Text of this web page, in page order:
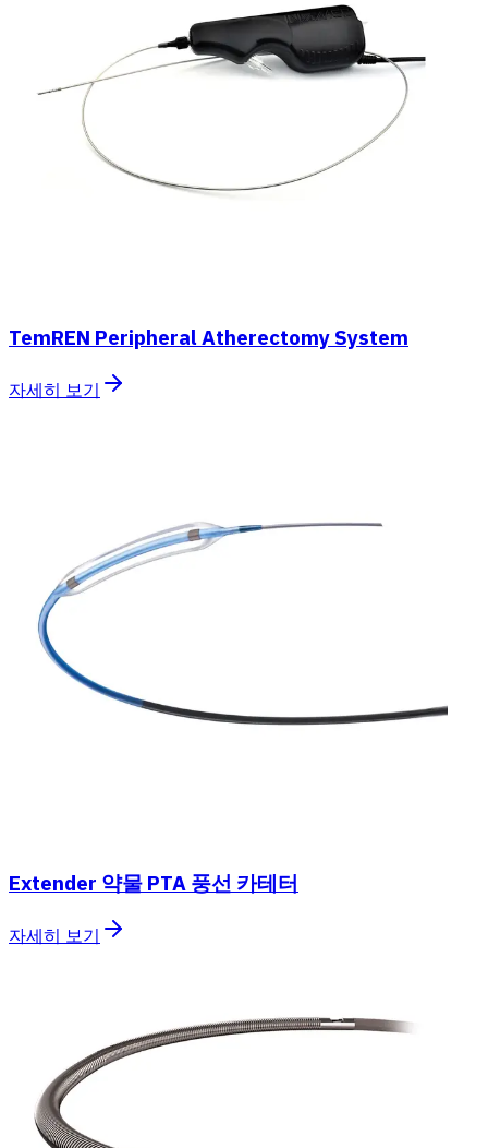
TemREN Peripheral Atherectomy System
자세히 보기
Extender 약물 PTA 풍선 카테터
자세히 보기